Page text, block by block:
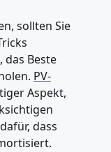
sollten Sie
das Beste
PV-
Aspekt,
dass